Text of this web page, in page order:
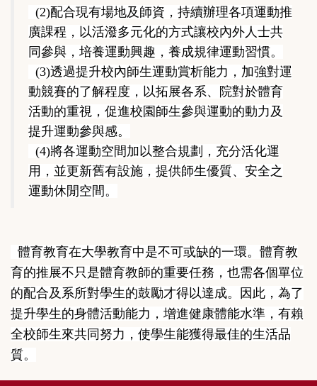
(2)配合現有場地及師資，持續辦理各項運動推
廣課程，以活潑多元化的方式讓校內外人士共
同參與，培養運動興趣，養成規律運動習慣。
(3)透過提升校內師生運動賞析能力，加強對運
動競賽的了解程度，以拓展各系、院對於體育
活動的重視，促進校園師生參與運動的動力及
提升運動參與感。
(4)將各運動空間加以整合規劃，充分活化運
用，並更新舊有設施，提供師生優質、安全之
運動休閒空間。
體育教育在大學教育中是不可或缺的一環。體育教
育的推展不只是體育教師的重要任務，也需各個單位
的配合及系所對學生的鼓勵才得以達成。因此，為了
提升學生的身體活動能力，增進健康體能水準，有賴
全校師生來共同努力，使學生能獲得最佳的生活品
質。